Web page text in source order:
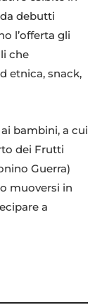
debutti
l’offerta gli
che
etnica, snack,
bambini, a cui
dei Frutti
Guerra)
muoversi in
a